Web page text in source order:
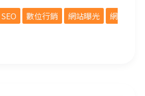
SEO 數位行銷 網站曝光
網